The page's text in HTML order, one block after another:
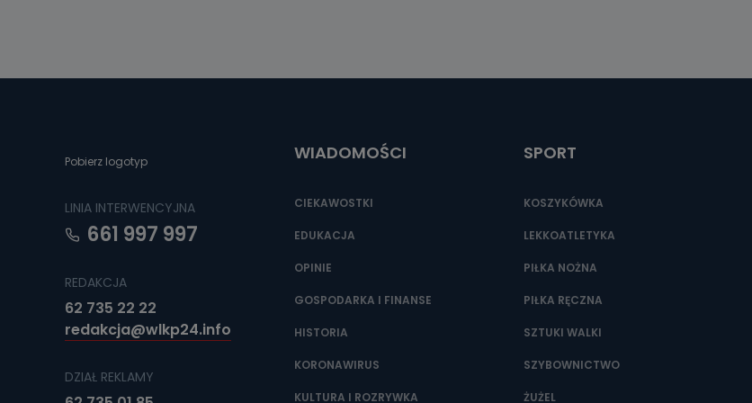
Pobierz logotyp
LINIA INTERWENCYJNA
661 997 997
REDAKCJA
62 735 22 22
redakcja@wlkp24.info
DZIAŁ REKLAMY
WIADOMOŚCI
CIEKAWOSTKI
EDUKACJA
OPINIE
GOSPODARKA I FINANSE
HISTORIA
KORONAWIRUS
KULTURA I ROZRYWKA
SPORT
KOSZYKÓWKA
LEKKOATLETYKA
PIŁKA NOŻNA
PIŁKA RĘCZNA
SZTUKI WALKI
SZYBOWNICTWO
ŻUŻEL